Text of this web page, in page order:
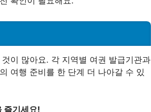
이 많아요. 각 지역별 여권 발급기관과
여행 준비를 한 단계 더 나아갈 수 있
즐기세요!